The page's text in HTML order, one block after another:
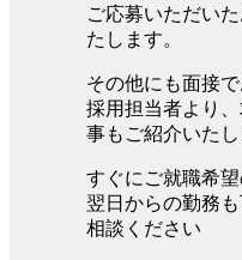
ご応募いただい
たします。
その他にも面接
採用担当者より
事もご紹介いたし
すぐにご就職希望
翌日からの勤務
相談ください